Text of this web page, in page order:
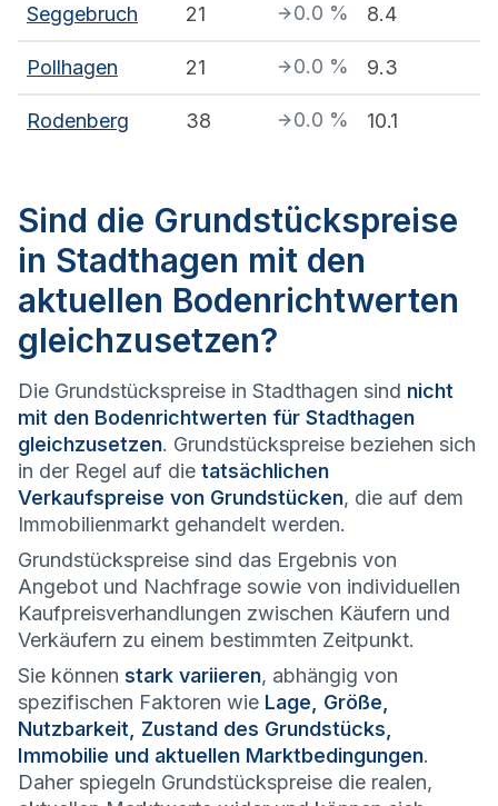
Seggebruch 21 0.0 % 8.4
Pollhagen 21 0.0 % 9.3
Rodenberg 38 0.0 % 10.1
Sind die Grundstückspreise
in Stadthagen mit den
aktuellen Bodenrichtwerten
gleichzusetzen?
Die Grundstückspreise in Stadthagen sind nicht
mit den Bodenrichtwerten für Stadthagen
gleichzusetzen. Grundstückspreise beziehen sich
in der Regel auf die tatsächlichen
Verkaufspreise von Grundstücken, die auf dem
Immobilienmarkt gehandelt werden.
Grundstückspreise sind das Ergebnis von
Angebot und Nachfrage sowie von individuellen
Kaufpreisverhandlungen zwischen Käufern und
Verkäufern zu einem bestimmten Zeitpunkt.
Sie können stark variieren, abhängig von
spezifischen Faktoren wie Lage, Größe,
Nutzbarkeit, Zustand des Grundstücks,
Immobilie und aktuellen Marktbedingungen.
Daher spiegeln Grundstückspreise die realen,